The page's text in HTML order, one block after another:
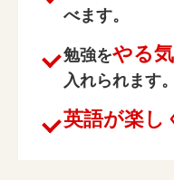
べます。
勉強をやる
入れられます。
英語が楽し